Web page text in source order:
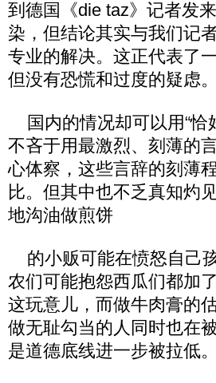
到德国《die taz》记者发
染，但结论其实与我们记
专业的解决。这正代表了
但没有恐慌和过度的疑虑。
国内的情况却可以用“恰
不吝于用最激烈、刻薄的
心体察，这些言辞的刻薄
比。但其中也不乏真知灼
地沟油做煎饼
的小贩可能在愤怒自己
农们可能抱怨西瓜们都加
这玩意儿，而做牛肉膏的
做无耻勾当的人同时也在
是道德底线进一步被拉低